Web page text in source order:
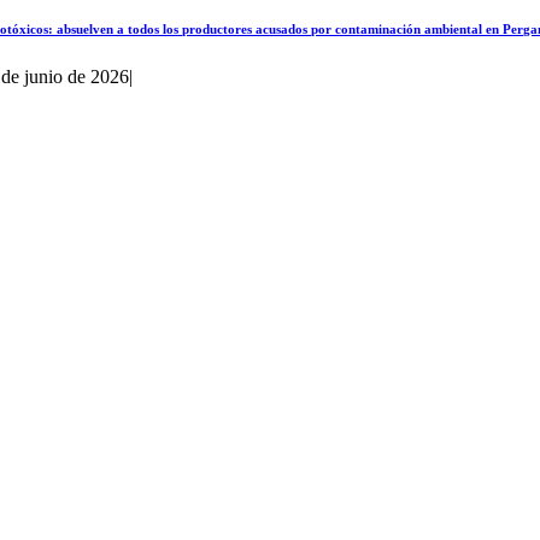
absuelven a todos los productores acusados por contaminación ambiental en
junio de 2026|